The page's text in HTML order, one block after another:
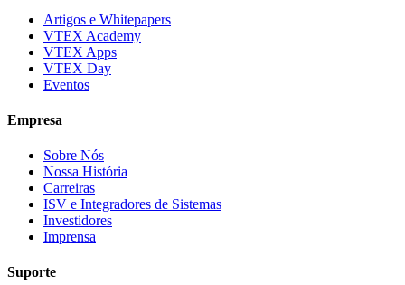
Artigos e Whitepapers
VTEX Academy
VTEX Apps
VTEX Day
Eventos
Empresa
Sobre Nós
Nossa História
Carreiras
ISV e Integradores de Sistemas
Investidores
Imprensa
Suporte